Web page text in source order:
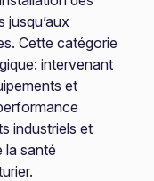
jusqu’aux
Cette catégorie
intervenant
et
industriels et
la santé